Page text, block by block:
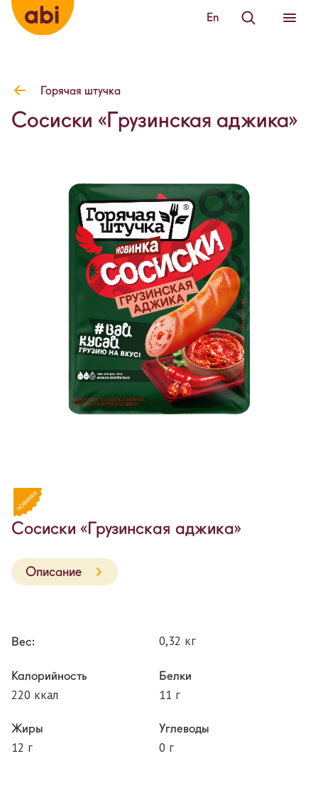
En
Горячая штучка
Сосиски «Грузинская аджика»
Сосиски «Грузинская аджика»
Описание
Вес: 0,32 кг
Калорийность
220 ккал
Жиры
12 г
Белки
11 г
Углеводы
0 г